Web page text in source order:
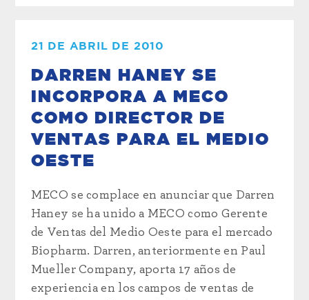
21 DE ABRIL DE 2010
DARREN HANEY SE
INCORPORA A MECO
COMO DIRECTOR DE
VENTAS PARA EL MEDIO
OESTE
MECO se complace en anunciar que Darren
Haney se ha unido a MECO como Gerente
de Ventas del Medio Oeste para el mercado
Biopharm. Darren, anteriormente en Paul
Mueller Company, aporta 17 años de
experiencia en los campos de ventas de